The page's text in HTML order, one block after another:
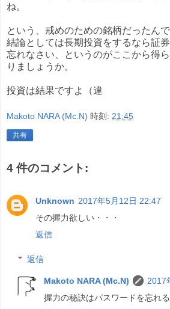
ね。
という、戒めのための銘柄だったん
結論としては長期投資をするなら証
忘れなさい、というのがここから得
りましょうか。
投資は結果ですよ（違
Makoto NARA (Mc.N) 時刻: 21:45
共有
4 件のコメント:
Unknown 2017年5月12日 22:47
その握力欲しい・・・
返信
返信
Makoto NARA (Mc.N)
2017
握力の秘訣はパスワードを忘れ